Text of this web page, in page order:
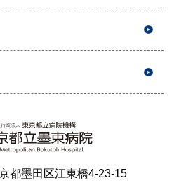
都墨田区江東橋4-23-15